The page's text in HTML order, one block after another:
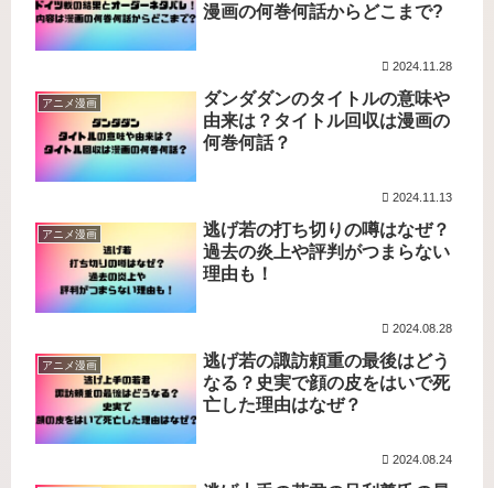
漫画の何巻何話からどこまで?
2024.11.28
アニメ漫画
ダンダダンのタイトルの意味や
由来は？タイトル回収は漫画の
何巻何話？
2024.11.13
アニメ漫画
逃げ若の打ち切りの噂はなぜ？
過去の炎上や評判がつまらない
理由も！
2024.08.28
アニメ漫画
逃げ若の諏訪頼重の最後はどう
なる？史実で顔の皮をはいで死
亡した理由はなぜ？
2024.08.24